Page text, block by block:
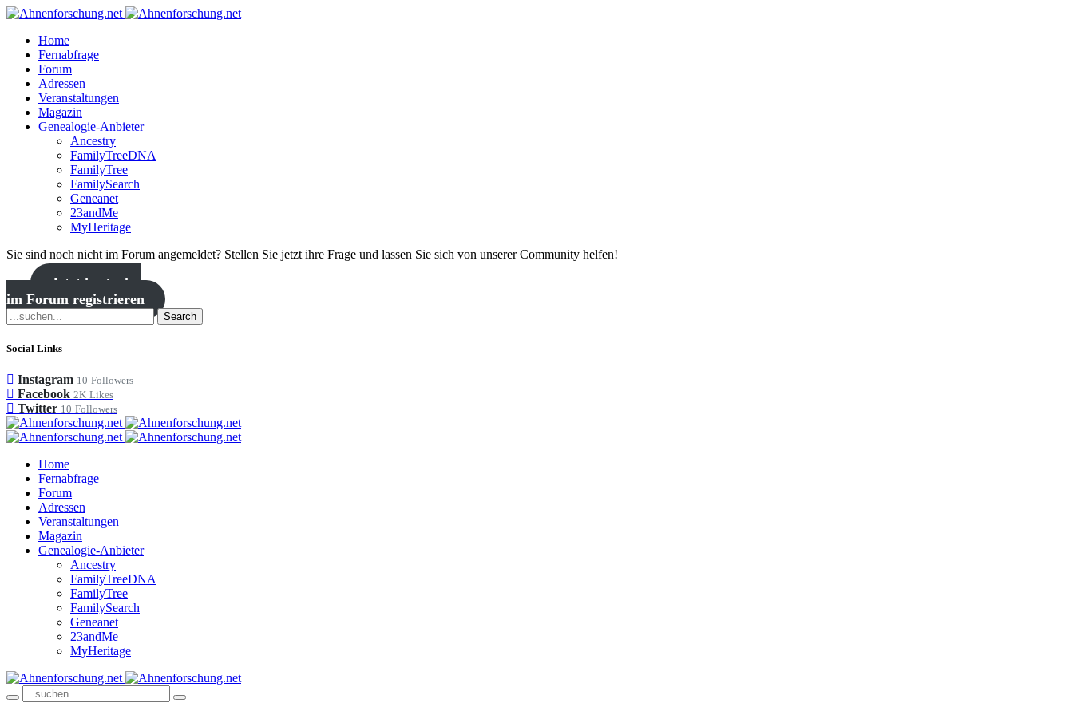
Home
Fernabfrage
Forum
Adressen
Veranstaltungen
Magazin
Genealogie-Anbieter
Ancestry
FamilyTreeDNA
FamilyTree
FamilySearch
Geneanet
23andMe
MyHeritage
Sie sind noch nicht im Forum angemeldet? Stellen Sie jetzt ihre Frage und lassen Sie sich von unserer Community helfen!
Jetzt kostenlos
im Forum registrieren
Search
Social Links
Instagram 10 Followers
Facebook 2K Likes
Twitter 10 Followers
Home
Fernabfrage
Forum
Adressen
Veranstaltungen
Magazin
Genealogie-Anbieter
Ancestry
FamilyTreeDNA
FamilyTree
FamilySearch
Geneanet
23andMe
MyHeritage